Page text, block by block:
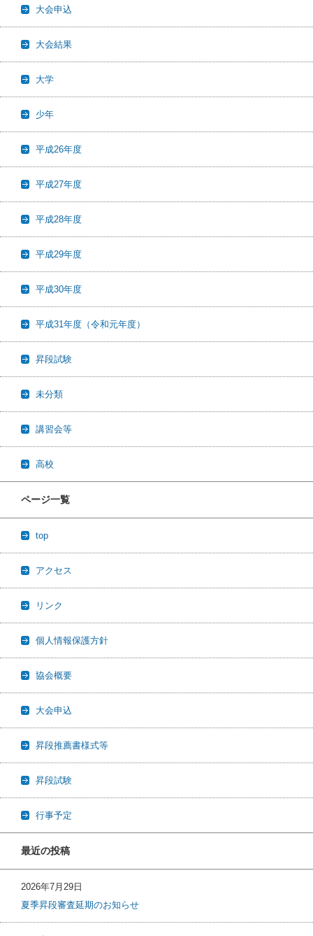
大会申込
大会結果
大学
少年
平成26年度
平成27年度
平成28年度
平成29年度
平成30年度
平成31年度（令和元年度）
昇段試験
未分類
講習会等
高校
ページ一覧
top
アクセス
リンク
個人情報保護方針
協会概要
大会申込
昇段推薦書様式等
昇段試験
行事予定
最近の投稿
2026年7月29日
夏季昇段審査延期のお知らせ